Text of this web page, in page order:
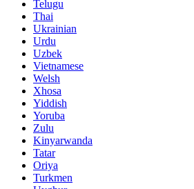
Telugu
Thai
Ukrainian
Urdu
Uzbek
Vietnamese
Welsh
Xhosa
Yiddish
Yoruba
Zulu
Kinyarwanda
Tatar
Oriya
Turkmen